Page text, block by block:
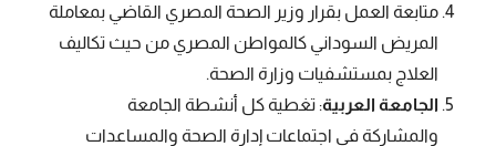
متابعة العمل بقرار وزير الصحة المصري القاضي بمعاملة
المريض السوداني كالمواطن المصري من حيث تكاليف
العلاج بمستشفيات وزارة الصحة.
الجامعة العربية: تغطية كل أنشطة الجامعة
والمشاركة في اجتماعات إدارة الصحة والمساعدات